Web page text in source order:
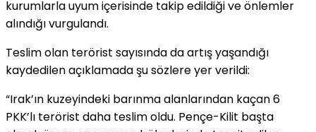
kurumlarla uyum içerisinde takip edildiği ve önlemler
alındığı vurgulandı.
Teslim olan terörist sayısında da artış yaşandığı
kaydedilen açıklamada şu sözlere yer verildi:
“Irak’ın kuzeyindeki barınma alanlarından kaçan 6
PKK’lı terörist daha teslim oldu. Pençe-Kilit başta